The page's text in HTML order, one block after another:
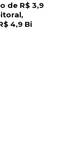
de R$ 3,9
4,9 Bi